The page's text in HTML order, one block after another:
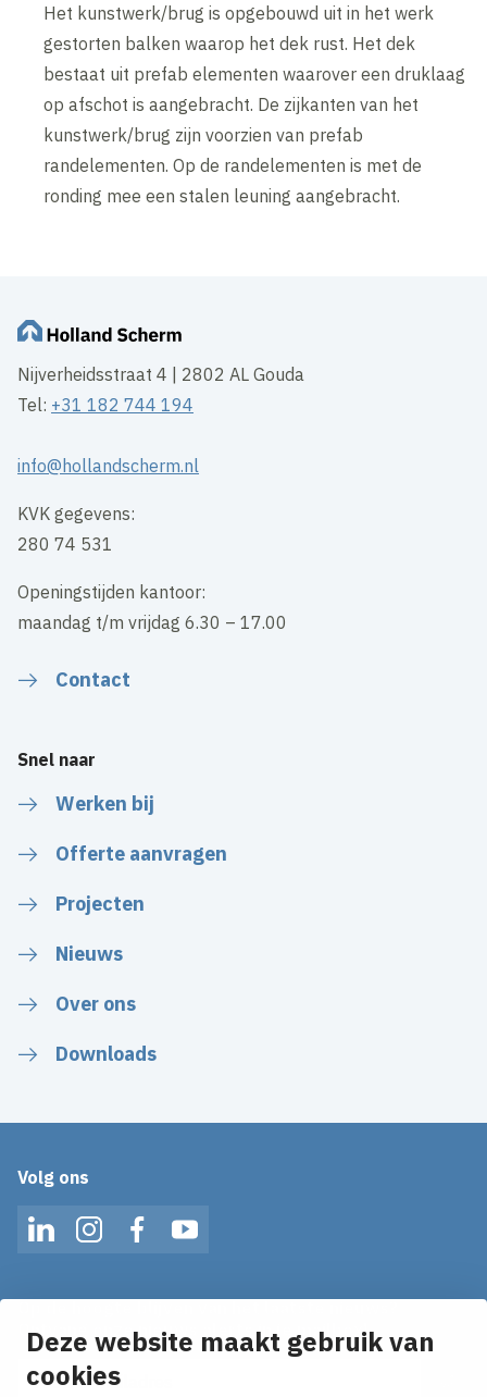
Deze website maakt gebruik van
cookies
Het kunstwerk/brug is opgebouwd uit in het werk
gestorten balken waarop het dek rust. Het dek
bestaat uit prefab elementen waarover een druklaag
op afschot is aangebracht. De zijkanten van het
kunstwerk/brug zijn voorzien van prefab
randelementen. Op de randelementen is met de
ronding mee een stalen leuning aangebracht.
Nijverheidsstraat 4 | 2802 AL Gouda
Tel: +31 182 744 194
info@hollandscherm.nl
KVK gegevens:
280 74 531
Openingstijden kantoor:
maandag t/m vrijdag 6.30 – 17.00
Contact
Snel naar
Werken bij
Offerte aanvragen
Projecten
Nieuws
Over ons
Downloads
Volg ons
LinkedInInstagramFacebookYouTube
Ontvang onze nieuws alerts in je mailbox!
E-mailadres